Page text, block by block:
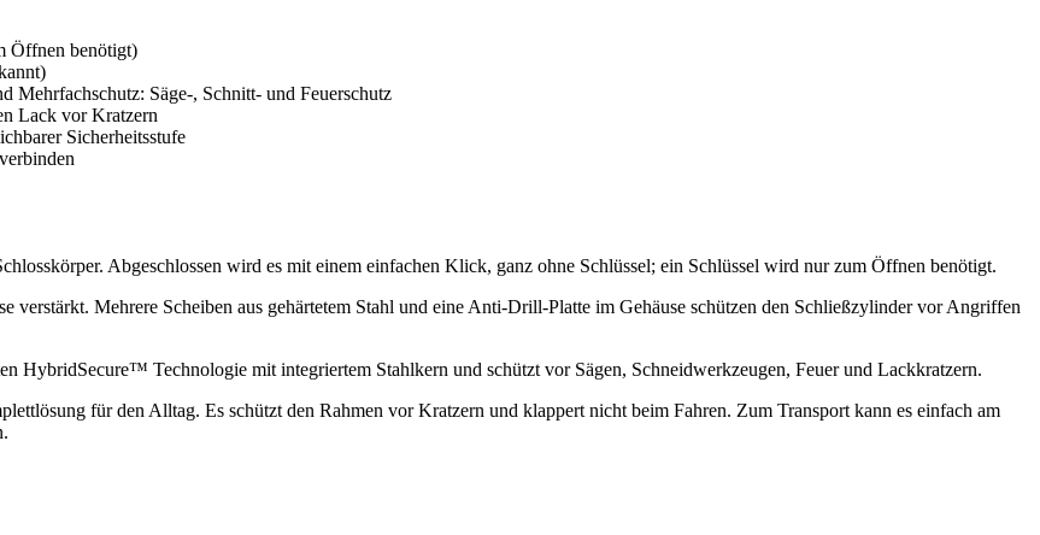
Öffnen benötigt)
Mehrfachschutz: Säge-, Schnitt- und Feuerschutz
Lack vor Kratzern
Sicherheitsstufe
Abgeschlossen wird es mit einem einfachen Klick, ganz ohne Schlüssel; ein Schlüssel wird nur zum Öffnen benötigt.
verstärkt. Mehrere Scheiben aus gehärtetem Stahl und eine Anti-Drill-Platte im Gehäuse schützen den Schließzylinder vor Angriffen
HybridSecure™ Technologie mit integriertem Stahlkern und schützt vor Sägen, Schneidwerkzeugen, Feuer und Lackkratzern.
für den Alltag. Es schützt den Rahmen vor Kratzern und klappert nicht beim Fahren. Zum Transport kann es einfach am